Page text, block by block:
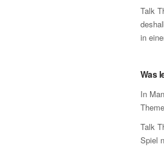
Talk
in
Was
In
Talk
Spiel